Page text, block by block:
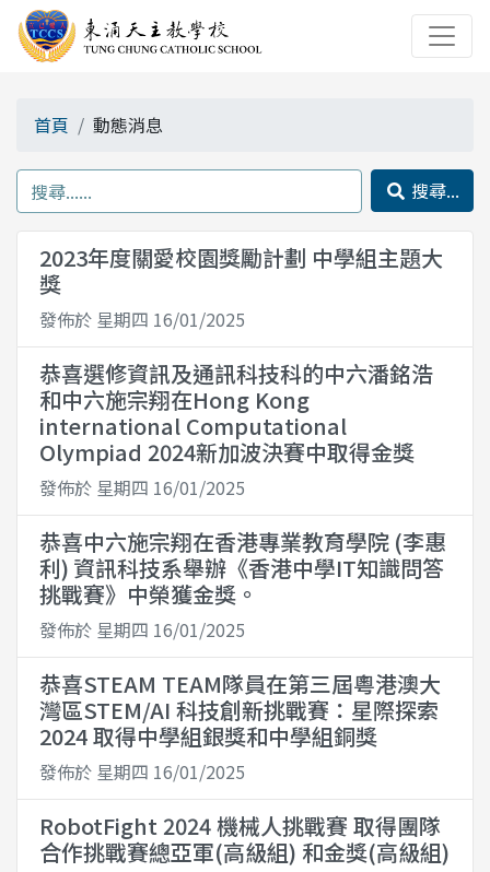
首頁 動態消息
搜尋...
2023年度關愛校園獎勵計劃 中學組主題大
獎
發佈於 星期四 16/01/2025
恭喜選修資訊及通訊科技科的中六潘銘浩
和中六施宗翔在Hong Kong
international Computational
Olympiad 2024新加波決賽中取得金獎
發佈於 星期四 16/01/2025
恭喜中六施宗翔在香港專業教育學院 (李惠
利) 資訊科技系舉辦《香港中學IT知識問答
挑戰賽》中榮獲金獎。
發佈於 星期四 16/01/2025
恭喜STEAM TEAM隊員在第三屆粵港澳大
灣區STEM/AI 科技創新挑戰賽：星際探索
2024 取得中學組銀獎和中學組銅獎
發佈於 星期四 16/01/2025
RobotFight 2024 機械人挑戰賽 取得團隊
合作挑戰賽總亞軍(高級組) 和金獎(高級組)